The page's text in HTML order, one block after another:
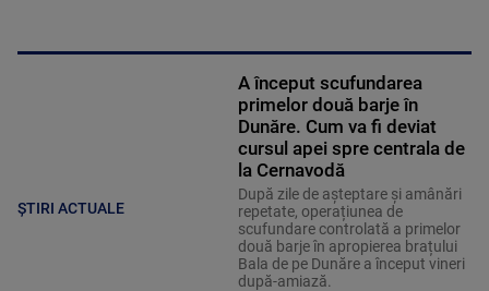
ȘTIRI ACTUALE
A început scufundarea
primelor două barje în
Dunăre. Cum va fi deviat
cursul apei spre centrala de
la Cernavodă
După zile de așteptare și amânări
repetate, operațiunea de
scufundare controlată a primelor
două barje în apropierea brațului
Bala de pe Dunăre a început vineri
după-amiază.